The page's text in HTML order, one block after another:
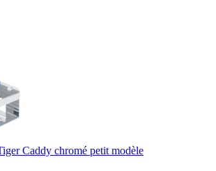
Caddy chromé petit modèle